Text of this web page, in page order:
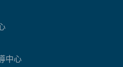
中心